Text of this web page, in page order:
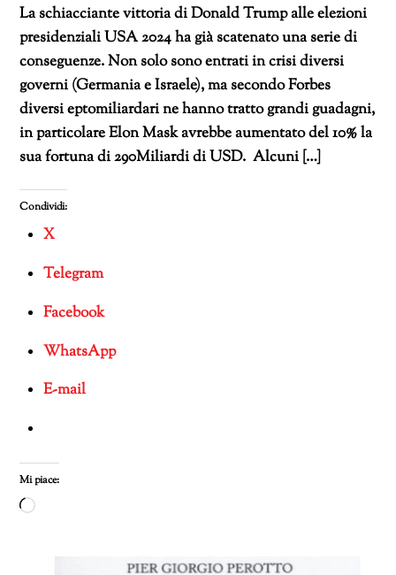
La schiacciante vittoria di Donald Trump alle elezioni
presidenziali USA 2024 ha già scatenato una serie di
conseguenze. Non solo sono entrati in crisi diversi
governi (Germania e Israele), ma secondo Forbes
diversi eptomiliardari ne hanno tratto grandi guadagni,
in particolare Elon Mask avrebbe aumentato del 10% la
sua fortuna di 290Miliardi di USD. Alcuni […]
Condividi:
X
Telegram
Facebook
WhatsApp
E-mail
Mi piace:
Caricamento